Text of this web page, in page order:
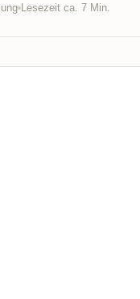
Lesezeit ca. 7 Min.